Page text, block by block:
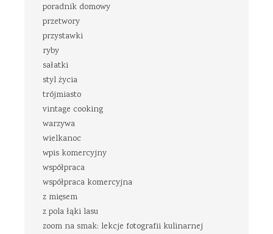
poradnik domowy
przetwory
przystawki
ryby
sałatki
styl życia
trójmiasto
vintage cooking
warzywa
wielkanoc
wpis komercyjny
współpraca
współpraca komercyjna
z mięsem
z pola łąki lasu
zoom na smak: lekcje fotografii kulinarnej